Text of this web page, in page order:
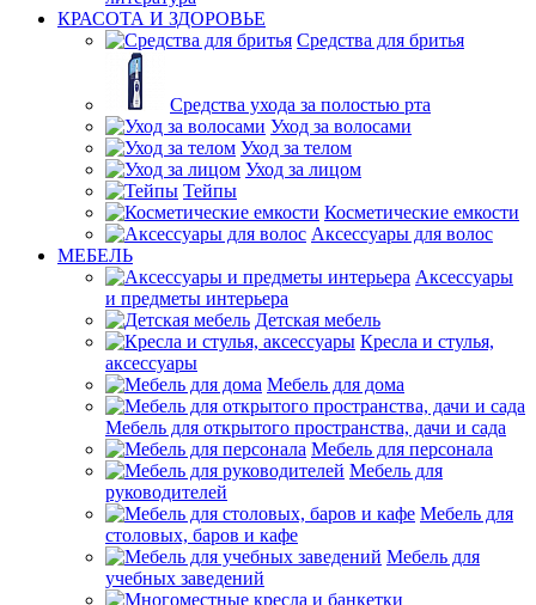
КРАСОТА И ЗДОРОВЬЕ
Средства для бритья
Средства ухода за полостью рта
Уход за волосами
Уход за телом
Уход за лицом
Тейпы
Косметические емкости
Аксессуары для волос
МЕБЕЛЬ
Аксессуары
и предметы интерьера
Детская мебель
Кресла и стулья,
аксессуары
Мебель для дома
Мебель для открытого пространства, дачи и сада
Мебель для персонала
Мебель для
руководителей
Мебель для
столовых, баров и кафе
Мебель для
учебных заведений